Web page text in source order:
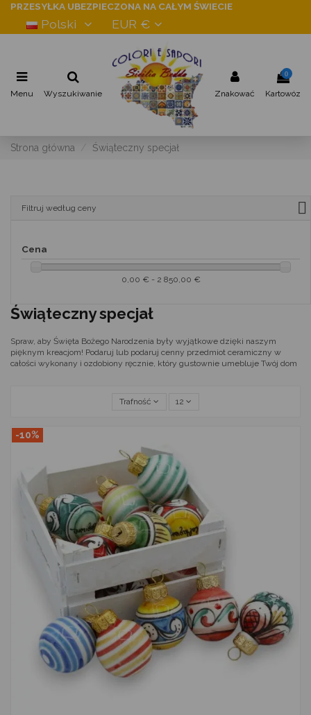
PRZESYŁKA UBEZPIECZONA NA CAŁYM ŚWIECIE
Polski EUR €
Menu Wyszukiwanie Znakować
0
Kartowóz
Strona główna Świąteczny specjał
Świąteczny specjał
Spraw, aby Święta Bożego Narodzenia były wyjątkowe dzięki naszym
pięknym kreacjom! Podaruj lub podaruj cenny przedmiot ceramiczny w
całości wykonany i ozdobiony ręcznie, który gustownie umebluje Twój dom
Trafność 12
-10%
Filtruj według ceny
Cena
0,00 € - 2 850,00 €